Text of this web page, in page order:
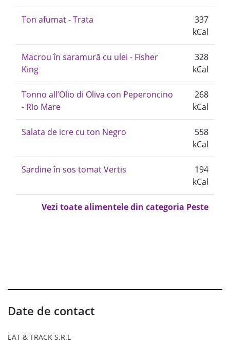
Ton afumat - Trata
337
kCal
Macrou în saramură cu ulei - Fisher
King
328
kCal
Tonno all’Olio di Oliva con Peperoncino
- Rio Mare
268
kCal
Salata de icre cu ton Negro
558
kCal
Sardine în sos tomat Vertis
194
kCal
Vezi toate alimentele din categoria Peste
Date de contact
EAT & TRACK S.R.L